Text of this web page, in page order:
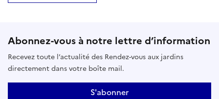
Abonnez-vous à notre lettre d’information
Recevez toute l’actualité des Rendez-vous aux jardins
directement dans votre boîte mail.
S'abonner